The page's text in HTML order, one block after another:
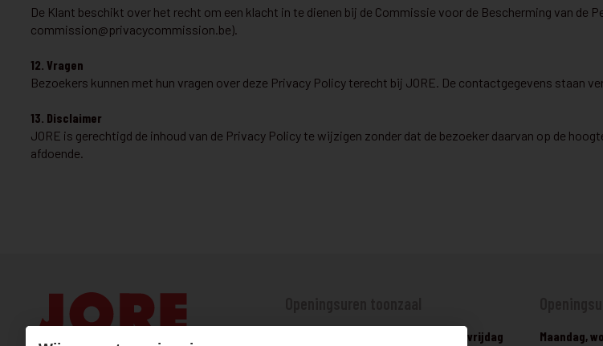
De Klant beschikt over het recht om een klacht in te dienen bij de Commissie voor de Bescherming van de
commission@privacycommission.be).
12. Vragen
Bezoekers kunnen met hun vragen over deze Privacy Policy terecht bij JORE. De contactgegevens staan
13. Disclaimer
JORE is gerechtigd de inhoud van de Privacy Policy te wijzigen zonder dat de bezoeker daarvan op de
afdoende.
Maandag, woensdag, donderdag en vrijdag Maandag,